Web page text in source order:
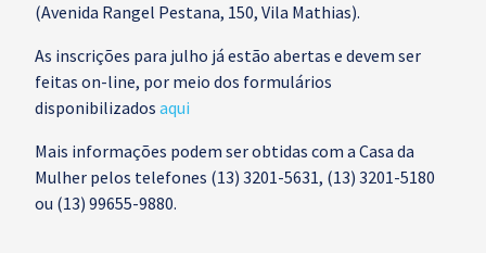
(Avenida Rangel Pestana, 150, Vila Mathias).
As inscrições para julho já estão abertas e devem ser
feitas on-line, por meio dos formulários
disponibilizados aqui
Mais informações podem ser obtidas com a Casa da
Mulher pelos telefones (13) 3201-5631, (13) 3201-5180
ou (13) 99655-9880.